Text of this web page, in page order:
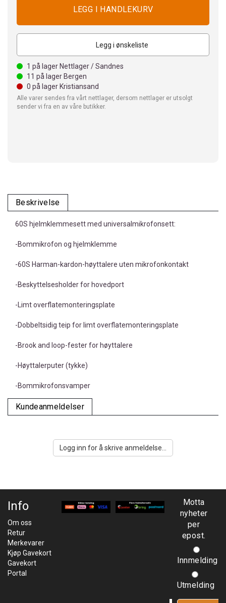
Legg i ønskeliste
1 på lager Nettlager / Sandnes
11 på lager Bergen
0 på lager Kristiansand
Alle varer sendes fra vårt nettlager, dersom nettlager er utsolgt
sender vi fra en av våre butikker.
Beskrivelse
60S hjelmklemmesett med universalmikrofonsett:
-Bommikrofon og hjelmklemme
-60S Harman-kardon-høyttalere uten mikrofonkontakt
-Beskyttelsesholder for hovedport
-Limt overflatemonteringsplate
-Dobbeltsidig teip for limt overflatemonteringsplate
-Brook and loop-fester for høyttalere
-Høyttalerputer (tykke)
-Bommikrofonsvamper
Kundeanmeldelser
Logg inn for å skrive anmeldelse...
Info
Om oss
Retur
Merkevarer
Kjøp Gavekort
Gavekort
Portal
Motta
nyheter
per
epost.
Innmelding
Utmelding